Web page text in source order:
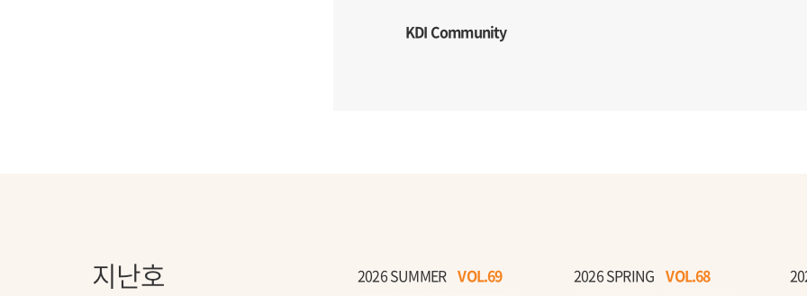
KDI Community
지난호
2026 SUMMER VOL.69 2026 SPRING VOL.68